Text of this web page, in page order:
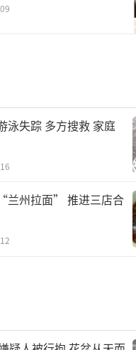
失踪 多方搜救 家庭
兰州拉面” 推进三店合